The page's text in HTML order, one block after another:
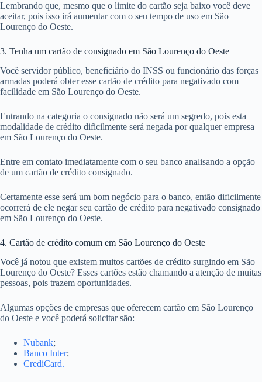
Lembrando que, mesmo que o limite do cartão seja baixo você deve
aceitar, pois isso irá aumentar com o seu tempo de uso em São
Lourenço do Oeste.
3. Tenha um cartão de consignado em São Lourenço do Oeste
Você servidor público, beneficiário do INSS ou funcionário das forças
armadas poderá obter esse cartão de crédito para negativado com
facilidade em São Lourenço do Oeste.
Entrando na categoria o consignado não será um segredo, pois esta
modalidade de crédito dificilmente será negada por qualquer empresa
em São Lourenço do Oeste.
Entre em contato imediatamente com o seu banco analisando a opção
de um cartão de crédito consignado.
Certamente esse será um bom negócio para o banco, então dificilmente
ocorrerá de ele negar seu cartão de crédito para negativado consignado
em São Lourenço do Oeste.
4. Cartão de crédito comum em São Lourenço do Oeste
Você já notou que existem muitos cartões de crédito surgindo em São
Lourenço do Oeste? Esses cartões estão chamando a atenção de muitas
pessoas, pois trazem oportunidades.
Algumas opções de empresas que oferecem cartão em São Lourenço
do Oeste e você poderá solicitar são:
Nubank;
Banco Inter;
CrediCard.